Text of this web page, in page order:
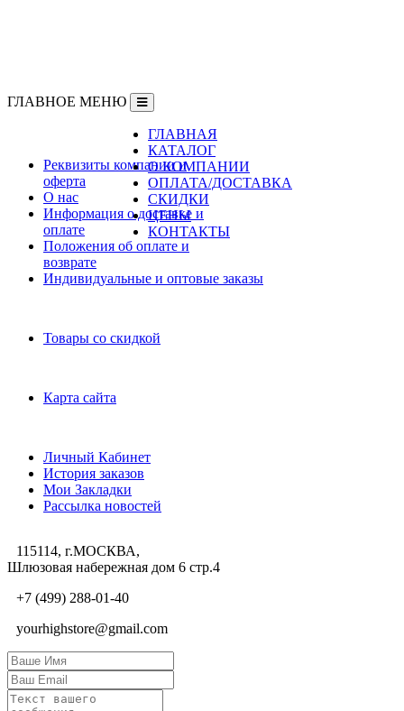
ГЛАВНОЕ МЕНЮ
ГЛАВНАЯ
КАТАЛОГ
О КОМПАНИИ
ОПЛАТА/ДОСТАВКА
СКИДКИ
ЦЕНЫ
КОНТАКТЫ
Реквизиты компании и
оферта
О нас
Информация о доставке и
оплате
Положения об оплате и
возврате
Индивидуальные и оптовые заказы
Товары со скидкой
Карта сайта
Личный Кабинет
История заказов
Мои Закладки
Рассылка новостей
115114, г.МОСКВА,
Шлюзовая набережная дом 6 стр.4
+7 (499) 288-01-40
yourhighstore@gmail.com